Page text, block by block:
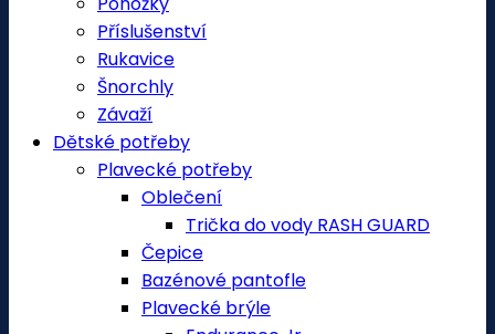
Příslušenství
Rukavice
Šnorchly
Závaží
Dětské potřeby
Plavecké potřeby
Oblečení
Trička do vody RASH GUARD
Čepice
Bazénové pantofle
Plavecké brýle